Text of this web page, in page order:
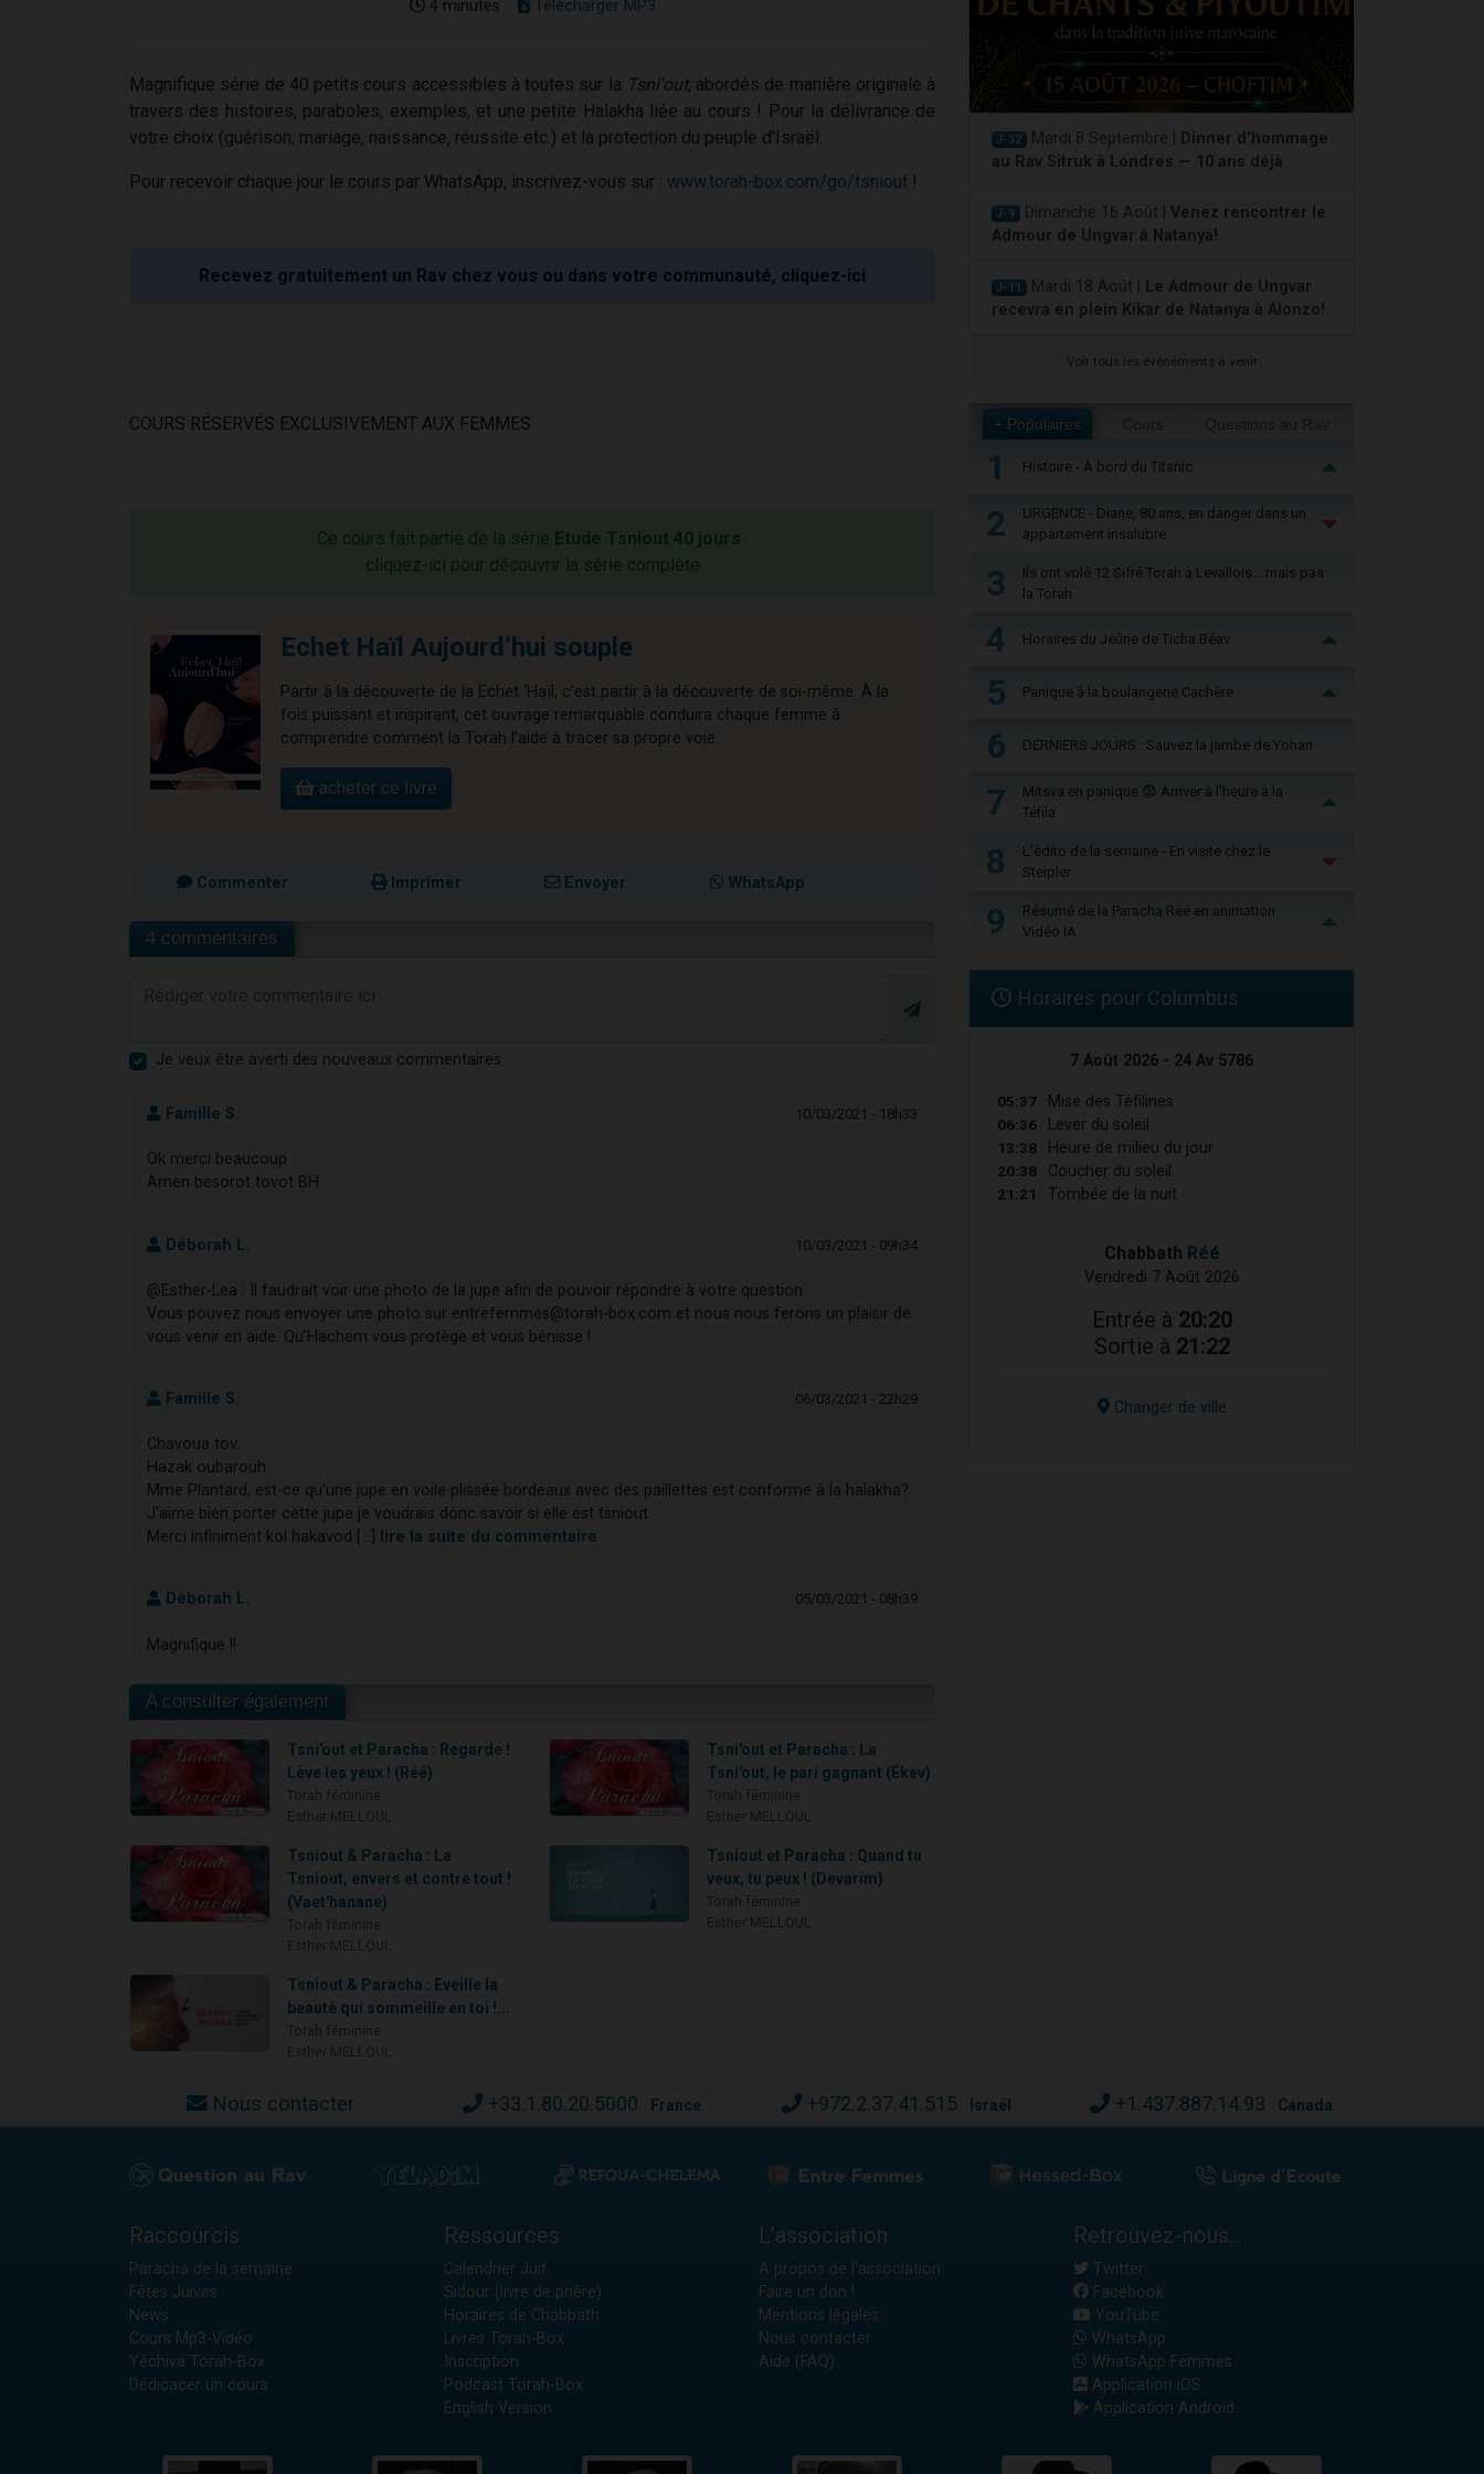
4 minutes Télécharger MP3
Magnifique série de 40 petits cours accessibles à toutes sur la Tsni'out, abordés de manière originale à
travers des histoires, paraboles, exemples, et une petite Halakha liée au cours ! Pour la délivrance de
votre choix (guérison, mariage, naissance, réussite etc.) et la protection du peuple d'Israël.
Pour recevoir chaque jour le cours par WhatsApp, inscrivez-vous sur : www.torah-box.com/go/tsniout !
Recevez gratuitement un Rav chez vous ou dans votre communauté, cliquez-ici
COURS RÉSERVÉS EXCLUSIVEMENT AUX FEMMES
Ce cours fait partie de la série Etude Tsniout 40 jours :
cliquez-ici pour découvrir la série complète
Echet Haïl Aujourd’hui souple
Partir à la découverte de la Echet ‘Haïl, c’est partir à la découverte de soi-même. À la
fois puissant et inspirant, cet ouvrage remarquable conduira chaque femme à
comprendre comment la Torah l’aide à tracer sa propre voie.
acheter ce livre
Commenter Imprimer Envoyer WhatsApp
4 commentaires
Je veux être averti des nouveaux commentaires
Famille S. 10/03/2021 - 18h33
Ok merci beaucoup
Amen besorot tovot BH
Déborah L. 10/03/2021 - 09h34
@Esther-Lea : Il faudrait voir une photo de la jupe afin de pouvoir répondre à votre question.
Vous pouvez nous envoyer une photo sur entrefemmes@torah-box.com et nous nous ferons un plaisir de
vous venir en aide. Qu’Hachem vous protège et vous bénisse !
Famille S. 06/03/2021 - 22h29
Chavoua tov.
Hazak oubarouh.
Mme Plantard, est-ce qu'une jupe en voile plissée bordeaux avec des paillettes est conforme à la halakha?
J'aime bien porter cette jupe je voudrais donc savoir si elle est tsniout
Merci infiniment kol hakavod [...]
lire la suite du commentaire
Déborah L. 05/03/2021 - 08h39
Magnifique !!
A consulter également
Tsni'out et Paracha : Regarde !
Lève les yeux ! (Réé)
Tsni'out et Paracha : La
Tsni'out, le pari gagnant (Ekev)
Tsniout & Paracha : La
Tsniout, envers et contre tout !
(Vaet'hanane)
Tsniout et Paracha : Quand tu
veux, tu peux ! (Devarim)
Tsniout & Paracha : Eveille la
beauté qui sommeille en toi !...
J-32 Mardi 8 Septembre |
Dinner d'hommage
au Rav Sitruk à Londres — 10 ans déjà
J-9 Dimanche 16 Août | Venez rencontrer le
Admour de Ungvar à Natanya!
J-11 Mardi 18 Août |
Le Admour de Ungvar
recevra en plein Kikar de Natanya à Alonzo!
Voir tous les événements à venir
+ Populaires
1 Histoire - À bord du Titanic
2
URGENCE - Diane, 80 ans, en danger dans un
appartement insalubre
3
Ils ont volé 12 Sifré Torah à Levallois… mais pas
la Torah
4 Horaires du Jeûne de Ticha Béav
5 Panique à la boulangerie Cachère
6 DERNIERS JOURS : Sauvez la jambe de Yohan
7
Mitsva en panique 😨 Arriver à l'heure à la
Téfila
8
L'édito de la semaine - En visite chez le
Steipler
9
Résumé de la Paracha Réé en animation
Vidéo IA
Horaires pour Columbus
7 Août 2026 - 24 Av 5786
05:37 Mise des Téfilines
06:36 Lever du soleil
13:38 Heure de milieu du jour
20:38 Coucher du soleil
21:21 Tombée de la nuit
Chabbath Réé
Vendredi 7 Août 2026
Entrée à 20:20
Sortie à 21:22
Changer de ville
Nous contacter +33.1.80.20.5000 France +972.2.37.41.515 Israël +1.437.887.14.93 Canada
Raccourcis
Paracha de la semaine
Fêtes Juives
News
Cours Mp3-Vidéo
Yéchiva Torah-Box
Dédicacer un cours
Ressources
Calendrier Juif
Sidour (livre de prière)
Horaires de Chabbath
Livres Torah-Box
Inscription
Podcast Torah-Box
English Version
L'association
A propos de l'association
Faire un don !
Mentions légales
Nous contacter
Aide (FAQ)
Retrouvez-nous...
Twitter
Facebook
YouTube
WhatsApp
WhatsApp Femmes
Application iOS
Application Android